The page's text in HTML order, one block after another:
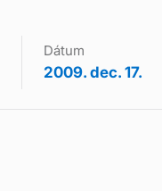
Dátum
2009. dec. 17.